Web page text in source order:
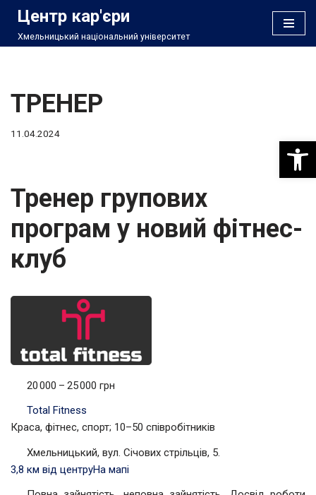
Перейти
Центр кар'єри
Хмельницький національний університет
ТРЕНЕР
11.04.2024
Тренер групових
програм у новий фітнес-
клуб
20 000 – 25 000 грн
Total Fitness
Краса, фітнес, спорт; 10–50 співробітників
Хмельницький, вул. Січових стрільців, 5.
3,8 км від центруНа мапі